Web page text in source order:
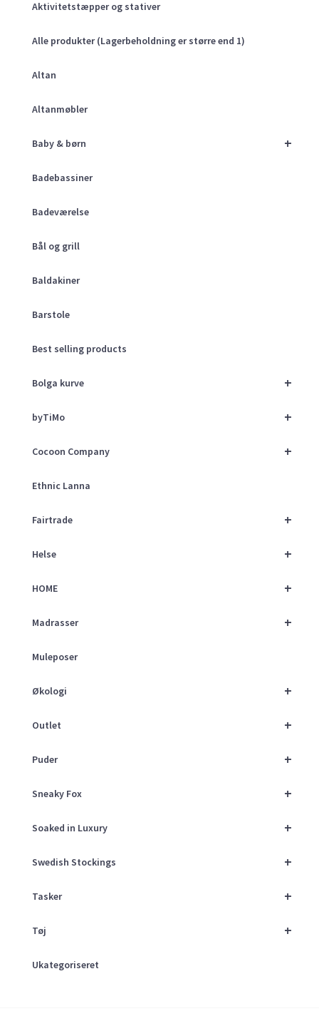
Aktivitetstæpper og stativer
Alle produkter (Lagerbeholdning er større end 1)
Altan
Altanmøbler
+
Baby & børn
Badebassiner
Badeværelse
Bål og grill
Baldakiner
Barstole
Best selling products
+
Bolga kurve
+
byTiMo
+
Cocoon Company
Ethnic Lanna
+
Fairtrade
+
Helse
+
HOME
+
Madrasser
Muleposer
+
Økologi
+
Outlet
+
Puder
+
Sneaky Fox
+
Soaked in Luxury
+
Swedish Stockings
+
Tasker
+
Tøj
Ukategoriseret